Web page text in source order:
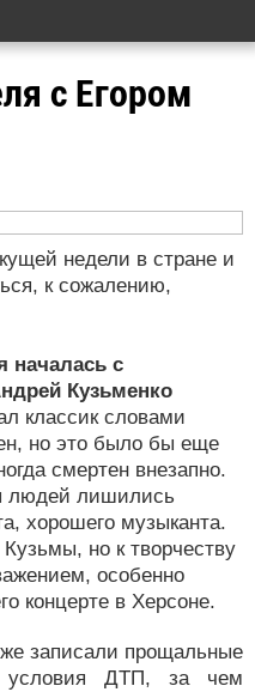
с Егором
недели в стране и
к сожалению,
началась с
Кузьменко
классик словами
но это было бы еще
смертен внезапно.
людей лишились
хорошего музыканта.
но к творчеству
особенно
концерте в Херсоне.
записали прощальные
условия ДТП, за чем